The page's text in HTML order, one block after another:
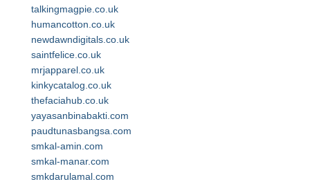
talkingmagpie.co.uk
humancotton.co.uk
newdawndigitals.co.uk
saintfelice.co.uk
mrjapparel.co.uk
kinkycatalog.co.uk
thefaciahub.co.uk
yayasanbinabakti.com
paudtunasbangsa.com
smkal-amin.com
smkal-manar.com
smkdarulamal.com